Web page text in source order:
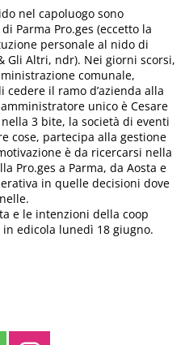
nel capoluogo sono
Parma Pro.ges (eccetto la
personale al nido di
Gli Altri, ndr). Nei giorni scorsi,
comunale,
cedere il ramo d’azienda alla
unico è Cesare
3 bite, la società di eventi
cose, partecipa alla gestione
è da ricercarsi nella
Pro.ges a Parma, da Aosta e
in quelle decisioni dove
e le intenzioni della coop
in edicola lunedì 18 giugno.